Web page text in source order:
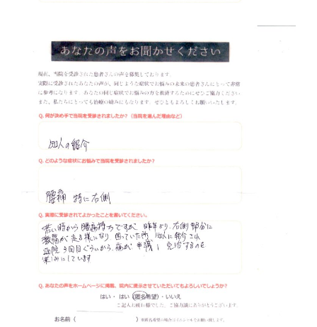
坐
骨
神
経
痛
は
つ
つ